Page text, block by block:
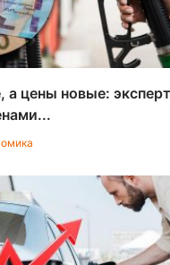
а цены новые: